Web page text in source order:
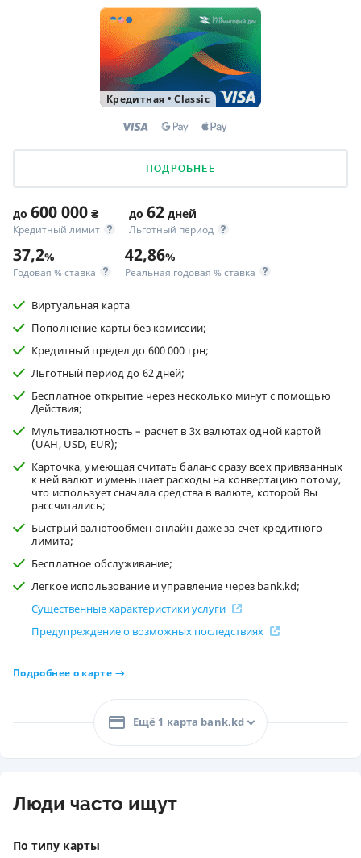
Кредитная •Classic
ПОДРОБНЕЕ
до 600 000 ₴
Кредитный лимит
до 62 дней
Льготный период
37,2%
Годовая % ставка
42,86%
Реальная годовая % ставка
Виртуальная карта
Пополнение карты без комиссии;
Кредитный предел до 600 000 грн;
Льготный период до 62 дней;
Бесплатное открытие через несколько минут с помощью
Действия;
Мультивалютность – расчет в 3х валютах одной картой
(UAH, USD, EUR);
Карточка, умеющая считать баланс сразу всех привязанных
к ней валют и уменьшает расходы на конвертацию потому,
что использует сначала средства в валюте, которой Вы
рассчитались;
Быстрый валютообмен онлайн даже за счет кредитного
лимита;
Бесплатное обслуживание;
Легкое использование и управление через bank.kd;
Существенные характеристики услуги
Предупреждение о возможных последствиях
Подробнее о карте
Ещё 1 карта bank.kd
Люди часто ищут
По типу карты